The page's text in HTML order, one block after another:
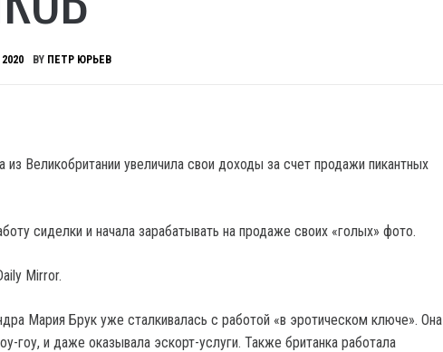
BY ПЕТР ЮРЬЕВ
сиделки и начала зарабатывать на продаже своих «голых» фото.
Mirror.
Мария Брук уже сталкивалась с работой «в эротическом ключе». Она
гоу, и даже оказывала эскорт-услуги. Также британка работала